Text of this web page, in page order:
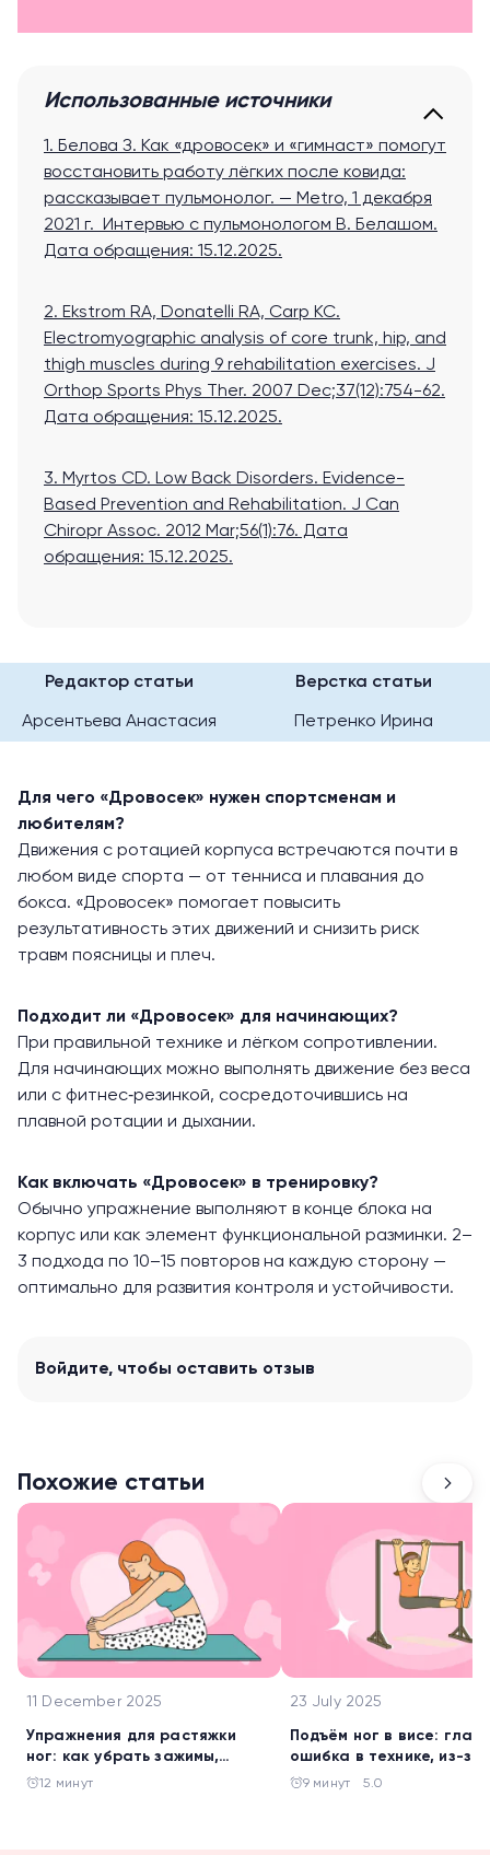
Использованные источники
1. Белова З. Как «дровосек» и «гимнаст» помогут
восстановить работу лёгких после ковида:
рассказывает пульмонолог. — Metro, 1 декабря
2021 г. Интервью с пульмонологом В. Белашом.
Дата обращения: 15.12.2025.
2. Ekstrom RA, Donatelli RA, Carp KC.
Electromyographic analysis of core trunk, hip, and
thigh muscles during 9 rehabilitation exercises. J
Orthop Sports Phys Ther. 2007 Dec;37(12):754-62.
Дата обращения: 15.12.2025.
3. Myrtos CD. Low Back Disorders. Evidence-
Based Prevention and Rehabilitation. J Can
Chiropr Assoc. 2012 Mar;56(1):76. Дата
обращения: 15.12.2025.
Редактор статьи Верстка статьи
Арсентьева Анастасия Петренко Ирина
Для чего «Дровосек» нужен спортсменам и
любителям?
Движения с ротацией корпуса встречаются почти в
любом виде спорта — от тенниса и плавания до
бокса. «Дровосек» помогает повысить
результативность этих движений и снизить риск
травм поясницы и плеч.
Подходит ли «Дровосек» для начинающих?
При правильной технике и лёгком сопротивлении.
Для начинающих можно выполнять движение без веса
или с фитнес‑резинкой, сосредоточившись на
плавной ротации и дыхании.
Как включать «Дровосек» в тренировку?
Обычно упражнение выполняют в конце блока на
корпус или как элемент функциональной разминки. 2–
3 подхода по 10–15 повторов на каждую сторону —
оптимально для развития контроля и устойчивости.
Войдите, чтобы оставить отзыв
Похожие статьи
11 December 2025
Упражнения для растяжки
ног: как убрать зажимы,
исправить осанку и перестать
12 минут
23 July 2025
Подъём ног в висе:
ошибка в технике, из-за
которой 9 из 10 не видят
9 минут 5.0